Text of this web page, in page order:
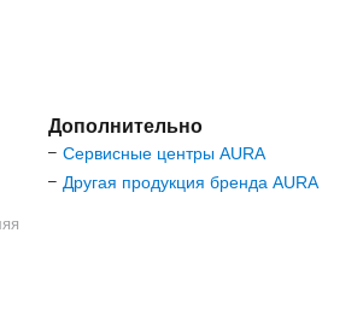
Дополнительно
– Сервисные центры AURA
– Другая продукция бренда AURA